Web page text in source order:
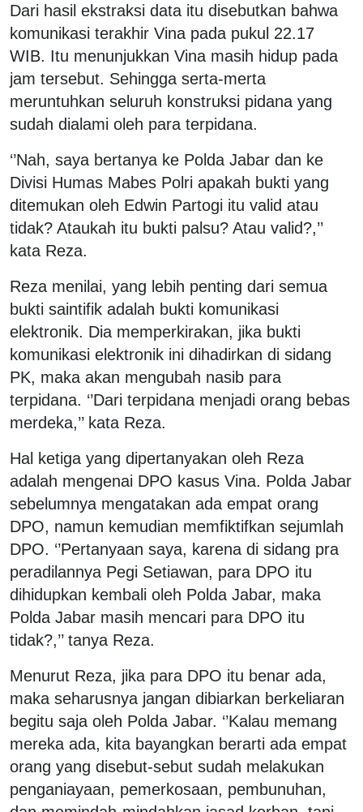
Dari hasil ekstraksi data itu disebutkan bahwa
komunikasi terakhir Vina pada pukul 22.17
WIB. Itu menunjukkan Vina masih hidup pada
jam tersebut. Sehingga serta-merta
meruntuhkan seluruh konstruksi pidana yang
sudah dialami oleh para terpidana.
‘’Nah, saya bertanya ke Polda Jabar dan ke
Divisi Humas Mabes Polri apakah bukti yang
ditemukan oleh Edwin Partogi itu valid atau
tidak? Ataukah itu bukti palsu? Atau valid?,’’
kata Reza.
Reza menilai, yang lebih penting dari semua
bukti saintifik adalah bukti komunikasi
elektronik. Dia memperkirakan, jika bukti
komunikasi elektronik ini dihadirkan di sidang
PK, maka akan mengubah nasib para
terpidana. ‘’Dari terpidana menjadi orang bebas
merdeka,’’ kata Reza.
Hal ketiga yang dipertanyakan oleh Reza
adalah mengenai DPO kasus Vina. Polda Jabar
sebelumnya mengatakan ada empat orang
DPO, namun kemudian memfiktifkan sejumlah
DPO. ‘’Pertanyaan saya, karena di sidang pra
peradilannya Pegi Setiawan, para DPO itu
dihidupkan kembali oleh Polda Jabar, maka
Polda Jabar masih mencari para DPO itu
tidak?,’’ tanya Reza.
Menurut Reza, jika para DPO itu benar ada,
maka seharusnya jangan dibiarkan berkeliaran
begitu saja oleh Polda Jabar. ‘’Kalau memang
mereka ada, kita bayangkan berarti ada empat
orang yang disebut-sebut sudah melakukan
penganiayaan, pemerkosaan, pembunuhan,